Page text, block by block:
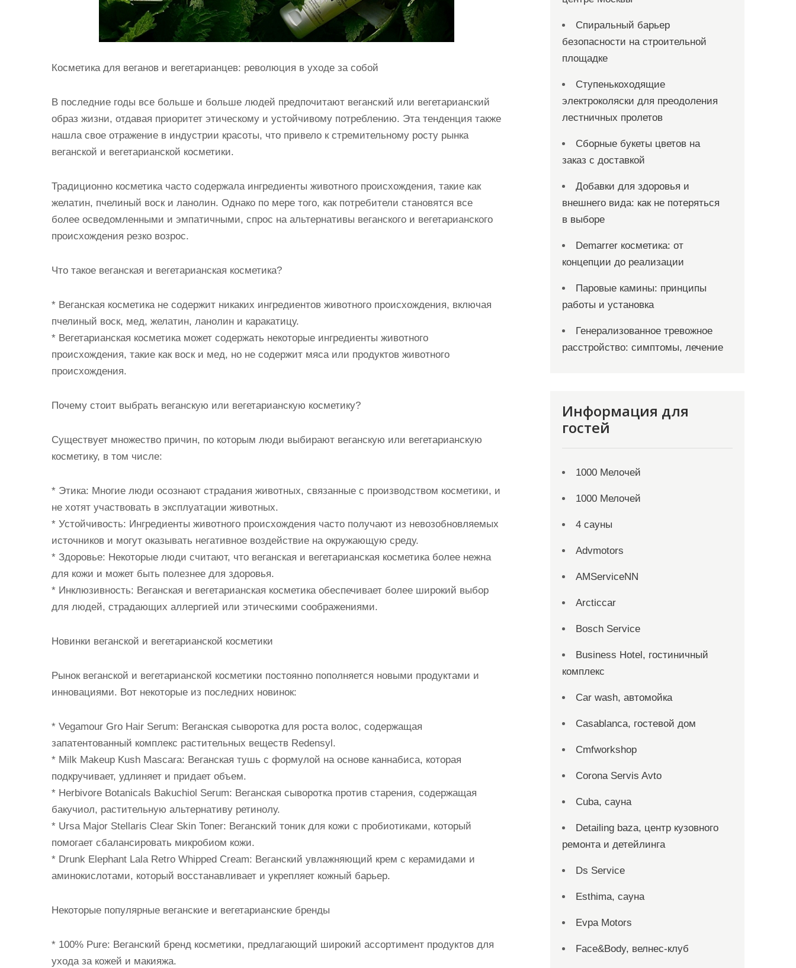
Косметика для веганов и вегетарианцев: революция в уходе за собой
В последние годы все больше и больше людей предпочитают веганский или вегетарианский
образ жизни, отдавая приоритет этическому и устойчивому потреблению. Эта тенденция также
нашла свое отражение в индустрии красоты, что привело к стремительному росту рынка
веганской и вегетарианской косметики.
Традиционно косметика часто содержала ингредиенты животного происхождения, такие как
желатин, пчелиный воск и ланолин. Однако по мере того, как потребители становятся все
более осведомленными и эмпатичными, спрос на альтернативы веганского и вегетарианского
происхождения резко возрос.
Что такое веганская и вегетарианская косметика?
* Веганская косметика не содержит никаких ингредиентов животного происхождения, включая
пчелиный воск, мед, желатин, ланолин и каракатицу.
* Вегетарианская косметика может содержать некоторые ингредиенты животного
происхождения, такие как воск и мед, но не содержит мяса или продуктов животного
происхождения.
Почему стоит выбрать веганскую или вегетарианскую косметику?
Существует множество причин, по которым люди выбирают веганскую или вегетарианскую
косметику, в том числе:
* Этика: Многие люди осознают страдания животных, связанные с производством косметики, и
не хотят участвовать в эксплуатации животных.
* Устойчивость: Ингредиенты животного происхождения часто получают из невозобновляемых
источников и могут оказывать негативное воздействие на окружающую среду.
* Здоровье: Некоторые люди считают, что веганская и вегетарианская косметика более нежна
для кожи и может быть полезнее для здоровья.
* Инклюзивность: Веганская и вегетарианская косметика обеспечивает более широкий выбор
для людей, страдающих аллергией или этическими соображениями.
Новинки веганской и вегетарианской косметики
Рынок веганской и вегетарианской косметики постоянно пополняется новыми продуктами и
инновациями. Вот некоторые из последних новинок:
* Vegamour Gro Hair Serum: Веганская сыворотка для роста волос, содержащая
запатентованный комплекс растительных веществ Redensyl.
* Milk Makeup Kush Mascara: Веганская тушь с формулой на основе каннабиса, которая
подкручивает, удлиняет и придает объем.
* Herbivore Botanicals Bakuchiol Serum: Веганская сыворотка против старения, содержащая
бакучиол, растительную альтернативу ретинолу.
* Ursa Major Stellaris Clear Skin Toner: Веганский тоник для кожи с пробиотиками, который
помогает сбалансировать микробиом кожи.
* Drunk Elephant Lala Retro Whipped Cream: Веганский увлажняющий крем с керамидами и
аминокислотами, который восстанавливает и укрепляет кожный барьер.
Некоторые популярные веганские и вегетарианские бренды
* 100% Pure: Веганский бренд косметики, предлагающий широкий ассортимент продуктов для
ухода за кожей и макияжа.
Спиральный барьер
безопасности на строительной
площадке
Ступенькоходящие
электроколяски для преодоления
лестничных пролетов
Сборные букеты цветов на
заказ с доставкой
Добавки для здоровья и
внешнего вида: как не потеряться
в выборе
Demarrer косметика: от
концепции до реализации
Паровые камины: принципы
работы и установка
Генерализованное тревожное
расстройство: симптомы, лечение
Информация для
гостей
1000 Мелочей
1000 Мелочей
4 сауны
Advmotors
AMServiceNN
Arcticcar
Bosch Service
Business Hotel, гостиничный
комплекс
Car wash, автомойка
Casablanca, гостевой дом
Cmfworkshop
Corona Servis Avto
Cuba, сауна
Detailing baza, центр кузовного
ремонта и детейлинга
Ds Service
Esthima, сауна
Evpa Motors
Face&Body, велнес-клуб